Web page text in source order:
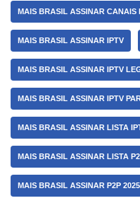
MAIS BRASIL ASSINAR CANAIS
MAIS BRASIL ASSINAR IPTV
MAIS BRASIL ASSINAR IPTV
MAIS BRASIL ASSINAR IPTV
MAIS BRASIL ASSINAR LISTA
MAIS BRASIL ASSINAR LISTA
MAIS BRASIL ASSINAR P2P 2025